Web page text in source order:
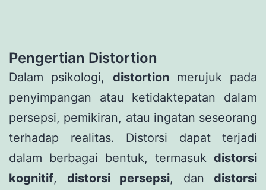
Pengertian Distortion
Dalam psikologi, distortionmerujuk pada
penyimpangan atau ketidaktepatan dalam
persepsi, pemikiran, atau ingatan seseorang
terhadap realitas. Distorsi dapat terjadi
dalam berbagai bentuk, termasuk distorsi
kognitif, distorsi persepsi, dan distorsi